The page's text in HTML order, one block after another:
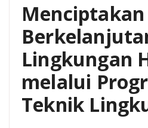
Menciptakan
Lingkungan
melalui
Teknik